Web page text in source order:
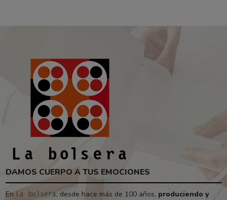
DAMOS CUERPO A TUS EMOCIONES
En La bolsera , desde hace más de 100 años, produciendo y